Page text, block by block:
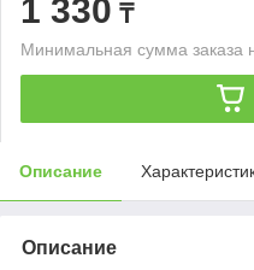
1 330 ₸
Минимальная сумма заказа
Описание
Описание